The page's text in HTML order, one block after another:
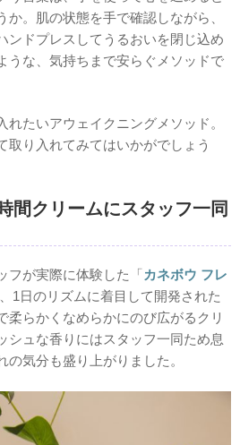
か。肌の状態を手で確認しながら、
ンドプレスしてうるおいを閉じ込め
うな、気持ちまで安らぐメソッドで
たいアウェイクニングメソッド。
取り入れてみてはいかがでしょう
間クリームにスタッフ一同
フが実際に体験した「カネボウ フレ
、1日のリズムに着目して開発された
柔らかくなめらかにのび広がるクリ
シュな香りにはスタッフ一同ため息
気分も盛り上がりました。